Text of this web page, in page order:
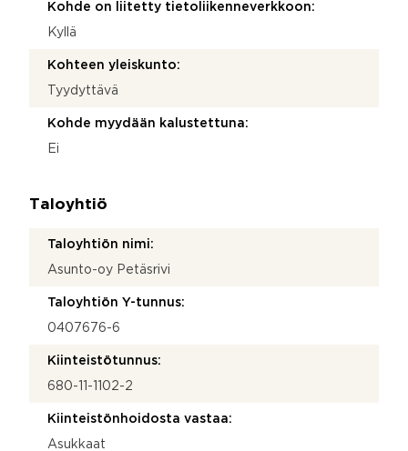
Kohde on liitetty tietoliikenneverkkoon:
Kyllä
Kohteen yleiskunto:
Tyydyttävä
Kohde myydään kalustettuna:
Ei
Taloyhtiö
Taloyhtiön nimi:
Asunto-oy Petäsrivi
Taloyhtiön Y-tunnus:
0407676-6
Kiinteistötunnus:
680-11-1102-2
Kiinteistönhoidosta vastaa:
Asukkaat